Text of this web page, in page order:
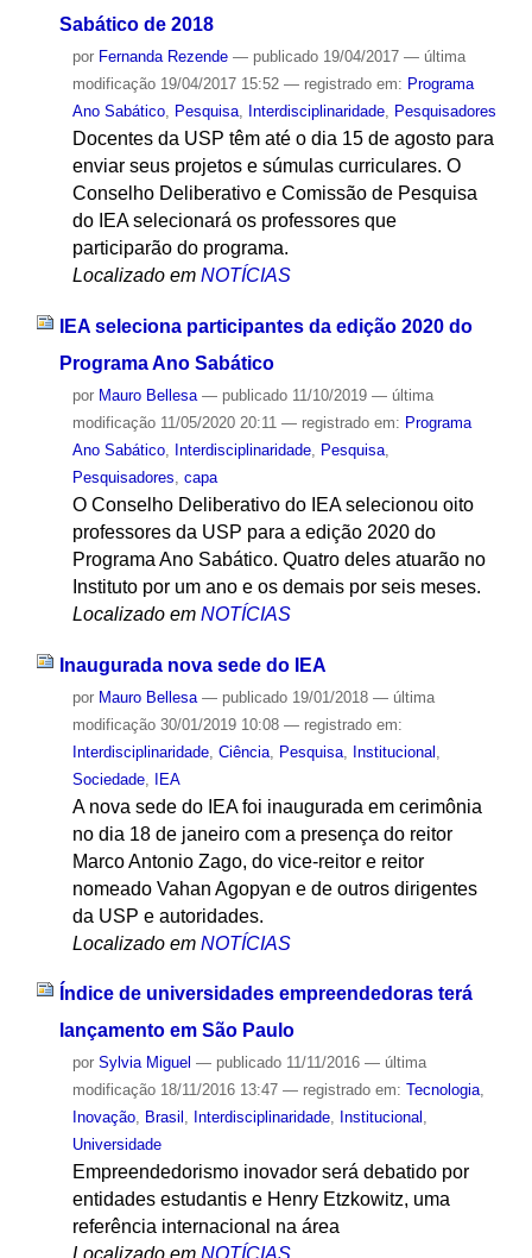
Sabático de 2018
por Fernanda Rezende — publicado19/04/2017 — última
modificação19/04/2017 15:52 — registrado em: Programa
Ano Sabático, Pesquisa, Interdisciplinaridade, Pesquisadores
Docentes da USP têm até o dia 15 de agosto para
enviar seus projetos e súmulas curriculares. O
Conselho Deliberativo e Comissão de Pesquisa
do IEA selecionará os professores que
participarão do programa.
Localizado em NOTÍCIAS
IEA seleciona participantes da edição 2020 do
Programa Ano Sabático
por Mauro Bellesa — publicado11/10/2019 — última
modificação11/05/2020 20:11 — registrado em: Programa
Ano Sabático, Interdisciplinaridade, Pesquisa,
Pesquisadores capa
O Conselho Deliberativo do IEA selecionou oito
professores da USP para a edição 2020 do
Programa Ano Sabático. Quatro deles atuarão no
Instituto por um ano e os demais por seis meses.
Localizado em NOTÍCIAS
Inaugurada nova sede do IEA
por Mauro Bellesa — publicado19/01/2018 — última
modificação30/01/2019 10:08 — registrado em:
Interdisciplinaridade, Ciência, Pesquisa, Institucional
Sociedade, IEA
A nova sede do IEA foi inaugurada em cerimônia
no dia 18 de janeiro com a presença do reitor
Marco Antonio Zago, do vice-reitor e reitor
nomeado Vahan Agopyan e de outros dirigentes
da USP e autoridades.
Localizado em NOTÍCIAS
Índice de universidades empreendedoras terá
lançamento em São Paulo
por Sylvia Miguel — publicado11/11/2016 — última
modificação18/11/2016 13:47 — registrado em: Tecnologia,
Inovação, Brasil , Interdisciplinaridade, Institucional ,
Universidade
Empreendedorismo inovador será debatido por
entidades estudantis e Henry Etzkowitz, uma
referência internacional na área